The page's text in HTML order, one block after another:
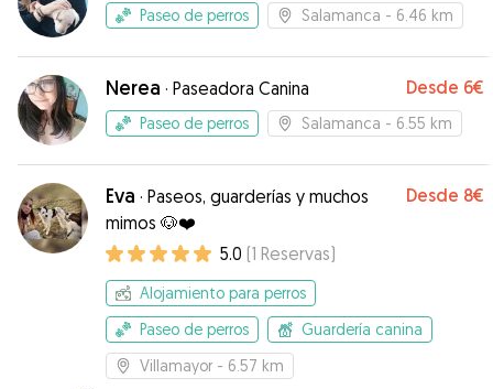
me informaba todos los días y me mandaba
recomendable.”
Paseo de perros Salamanca - 6.46 km
Nerea · Paseadora Canina Desde 6€
Paseo de perros Salamanca - 6.55 km
Eva · Paseos, guarderías y muchos
mimos 🐶❤️
Desde 8€
5.0 (1 Reservas)
Alojamiento para perros
Paseo de perros
Guardería canina
Villamayor - 6.57 km